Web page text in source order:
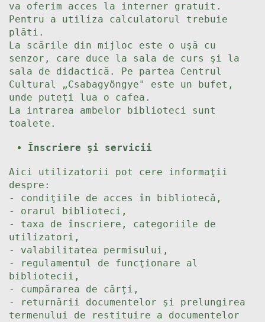
va oferim acces la interner gratuit.
Pentru a utiliza calculatorul trebuie
plăti.
La scările din mijloc este o uşă cu
senzor, care duce la sala de curs şi la
sala de didactică. Pe partea Centrul
Cultural „Csabagyöngye" este un bufet,
unde puteţi lua o cafea.
La intrarea ambelor biblioteci sunt
toalete.
Înscriere şi servicii
Aici utilizatorii pot cere informaţii
despre:
- condiţiile de acces în bibliotecă,
- orarul biblioteci,
- taxa de înscriere, categoriile de
utilizatori,
- valabilitatea permisului,
- regulamentul de funcţionare al
bibliotecii,
- cumpărarea de cărți,
- returnării documentelor şi prelungirea
termenului de restituire a documentelor